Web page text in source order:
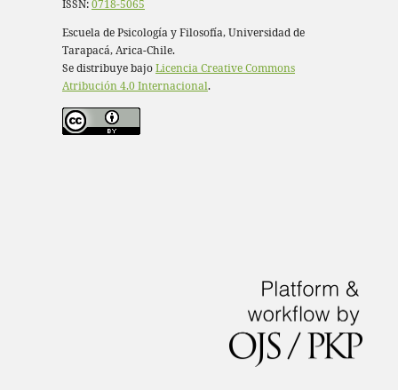
ISSN:0718-5065
Escuela de Psicología y Filosofía, Universidad de
Tarapacá, Arica-Chile.
Se distribuye bajoLicencia Creative Commons
Atribución 4.0 Internacional.